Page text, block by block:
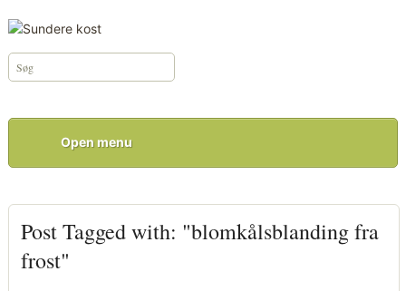
Open menu
Post Tagged with: "blomkålsblanding fra
frost"